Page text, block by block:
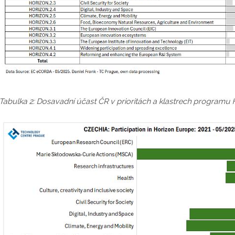
Tabulka 2: Dosavadní účast ČR v prioritách a klastrech programu